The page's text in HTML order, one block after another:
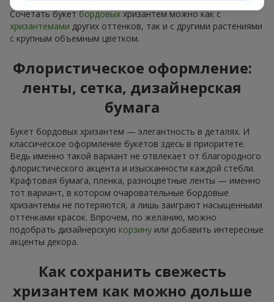
Сочетать букетбордовыххризантем можно как с
хризантемами других оттенков, так и с другими растениями
с крупным объемным цветком.
Флористическое оформление:
ленты, сетка, дизайнерская
бумага
Букет бордовых хризантем — элегантность в деталях. И
классическое оформление букетов здесь в приоритете.
Ведь именно такой вариант не отвлекает от благородного
флористического акцента и изысканности каждой стебли.
Крафтовая бумага, пленка, разноцветные ленты — именно
тот вариант, в котором очаровательные бордовые
хризантемы не потеряются, а лишь заиграют насыщенными
оттенками красок. Впрочем, по желанию, можно
подобрать дизайнерскую корзину или добавить интересные
акценты декора.
Как сохранить свежесть
хризантем как можно дольше